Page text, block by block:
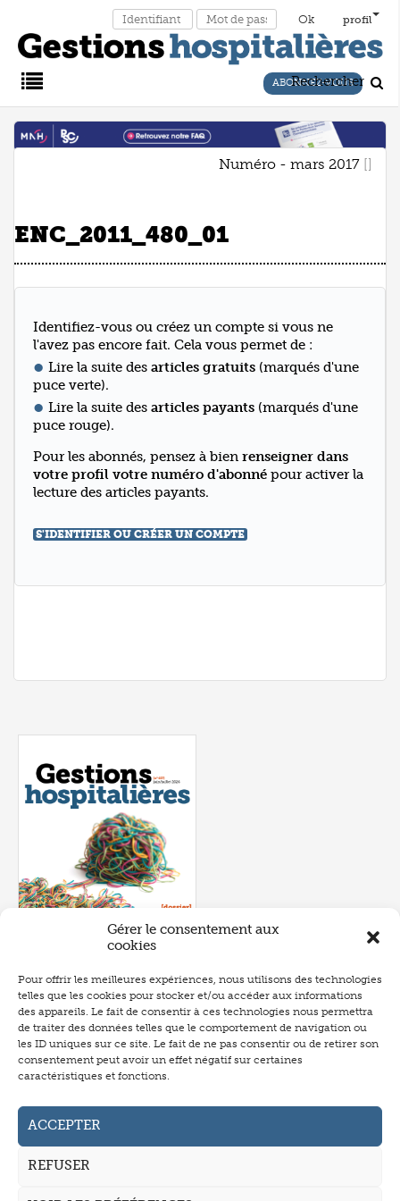
Gérer le consentement aux
cookies
Pour offrir les meilleures expériences, nous utilisons des technologies
telles que les cookies pour stocker et/ou accéder aux informations
des appareils. Le fait de consentir à ces technologies nous permettra
de traiter des données telles que le comportement de navigation ou
les ID uniques sur ce site. Le fait de ne pas consentir ou de retirer son
consentement peut avoir un effet négatif sur certaines
caractéristiques et fonctions.
ACCEPTER
REFUSER
profil
Main
ABONNEZ-VOUS
Rechercher
Numéro - mars 2017
ENC_2011_480_01
Identifiez-vous ou créez un compte si vous ne
l'avez pas encore fait. Cela vous permet de :
Lire la suite des articles gratuits (marqués d'une
puce verte).
Lire la suite des articles payants (marqués d'une
puce rouge).
Pour les abonnés, pensez à bien renseigner dans
votre profil votre numéro d'abonné pour activer la
lecture des articles payants.
S'IDENTIFIER OU CRÉER UN COMPTE
Numéro 657- juin 2026
Annonceurs
Auteurs